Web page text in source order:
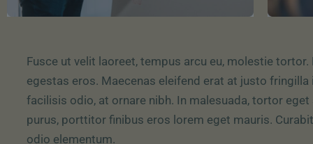
Fusce ut velit laoreet, tempus arcu eu, molestie
egestas eros. Maecenas eleifend erat at justo
facilisis odio, at ornare nibh. In malesuada, tortor
purus, porttitor finibus eros lorem eget mauris.
odio elementum.